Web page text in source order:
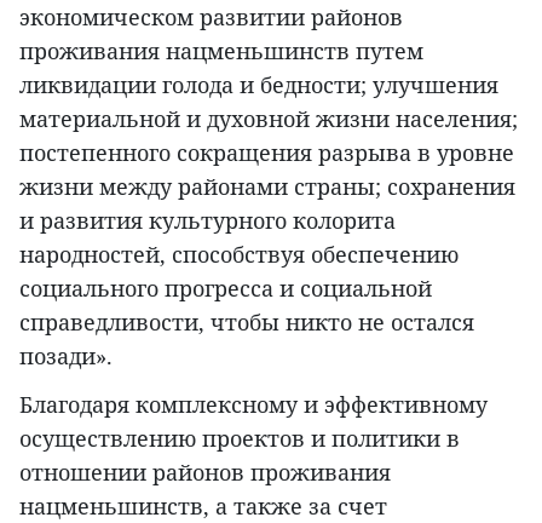
экономическом развитии районов
проживания нацменьшинств путем
ликвидации голода и бедности; улучшения
материальной и духовной жизни населения;
постепенного сокращения разрыва в уровне
жизни между районами страны; сохранения
и развития культурного колорита
народностей, способствуя обеспечению
социального прогресса и социальной
справедливости, чтобы никто не остался
позади».
Благодаря комплексному и эффективному
осуществлению проектов и политики в
отношении районов проживания
нацменьшинств, а также за счет